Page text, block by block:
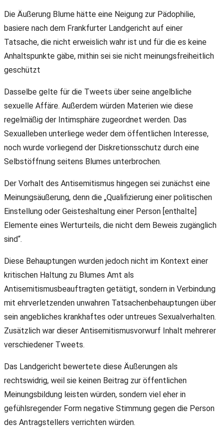
Die Äußerung Blume hätte eine Neigung zur Pädophilie,
basiere nach dem Frankfurter Landgericht auf einer
Tatsache, die nicht erweislich wahr ist und für die es keine
Anhaltspunkte gäbe, mithin sei sie nicht meinungsfreiheitlich
geschützt
Dasselbe gelte für die Tweets über seine angelbliche
sexuelle Affäre. Außerdem würden Materien wie diese
regelmäßig der Intimsphäre zugeordnet werden. Das
Sexualleben unterliege weder dem öffentlichen Interesse,
noch wurde vorliegend der Diskretionsschutz durch eine
Selbstöffnung seitens Blumes unterbrochen.
Der Vorhalt des Antisemitismus hingegen sei zunächst eine
Meinungsäußerung, denn die „Qualifizierung einer politischen
Einstellung oder Geisteshaltung einer Person [enthalte]
Elemente eines Werturteils, die nicht dem Beweis zugänglich
sind“.
Diese Behauptungen wurden jedoch nicht im Kontext einer
kritischen Haltung zu Blumes Amt als
Antisemitismusbeauftragten getätigt, sondern in Verbindung
mit ehrverletzenden unwahren Tatsachenbehauptungen über
sein angebliches krankhaftes oder untreues Sexualverhalten.
Zusätzlich war dieser Antisemitismusvorwurf Inhalt mehrerer
verschiedener Tweets.
Das Landgericht bewertete diese Äußerungen als
rechtswidrig, weil sie keinen Beitrag zur öffentlichen
Meinungsbildung leisten würden, sondern viel eher in
gefühlsregender Form negative Stimmung gegen die Person
des Antragstellers verrichten würden.